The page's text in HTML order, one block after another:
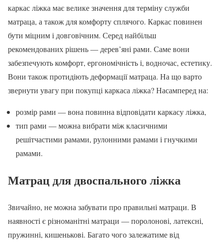
каркас ліжка має велике значення для терміну служби
матраца, а також для комфорту сплячого. Каркас повинен
бути міцним і довговічним. Серед найбільш
рекомендованих рішень — дерев’яні рами. Саме вони
забезпечують комфорт, ергономічність і, водночас, естетику.
Вони також протидіють деформації матраца. На що варто
звернути увагу при покупці каркаса ліжка? Насамперед на:
розмір рами — вона повинна відповідати каркасу ліжка,
тип рами — можна вибрати між класичними
решітчастими рамами, рулонними рамами і гнучкими
рамами.
Матрац для двоспального ліжка
Звичайно, не можна забувати про правильні матраци. В
наявності є різноманітні матраци — поролонові, латексні,
пружинні, кишенькові. Багато чого залежатиме від